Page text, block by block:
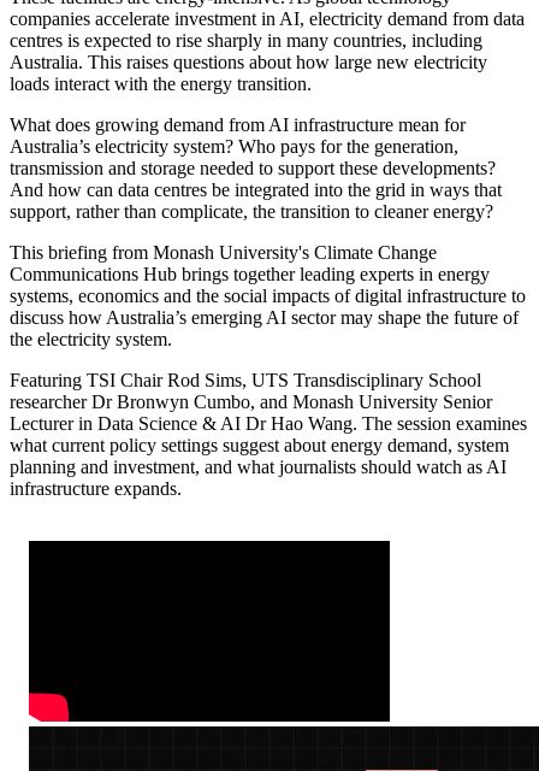
companies accelerate investment in AI, electricity demand from data
centres is expected to rise sharply in many countries, including
Australia. This raises questions about how large new electricity
loads interact with the energy transition. ​​​​‌ ‍ ​‍​‍‌‍ ‌ ​‍‌‍‍‌‌‍‌ ‌‍‍‌‌‍ ‍​‍​‍​ ‍‍​‍​‍‌ ​ ‌‍​‌‌‍ ‍‌‍‍‌‌ ‌​‌ ‍‌​‍ ‍‌‍‍‌‌‍ ​‍​‍​‍ ​​‍​‍‌‍‍​‌ ​‍‌‍‌‌‌‍‌‍​‍​‍​ ‍‍​‍​‍‌‍‍​‌ ‌​‌ ‌​‌ ​​​ ‍‍​‍ ​‍ ‌‍ ​‌‍ ‌‍​ ‌‍​‌‌‍ ​‌‍‍​‌‍ ‌ ​ ‌ ‌​​ ‍‍​ ​ ​ ​ ​ ​ ​ ​ ​‍ ‌‍‍‌‌‍ ‍‌ ‌​‌‍‌‌‌‍ ‍‌ ‌​​‍ ‌‍‌‌‌‍‌​‌‍‍‌‌ ‌​​‍ ‌‍ ‌‌‍ ‌‍‌​‌‍‌‌​ ‌‌ ​​‌ ​‍‌‍‌‌‌ ​ ‌‍‌‌‌‍ ‍‌ ‌​‌‍​‌‌ ‌​‌‍‍‌‌‍ ‌‍ ‍​ ‍ ‌‍‍‌‌‍‌​​ ‌​ ‌ ​ ​‍‌‍‌‍‌‍‌‌​ ​ ​ ‌​​ ‍​​ ‍‌​‍ ‌​ ‌‌​ ‌‌‌‍‌‌​ ‍​​‍ ‌​ ‌​​ ‌‌​ ‌ ​ ‌ ​‍ ‌​ ‍‌‌‍​‌​ ‌‌‌‍‌‍​‍ ‌​ ‍​​ ​​​ ‌​​ ​‍​ ‍​‌‍‌‍​ ‍‌​ ​‍‌‍​‌​ ​‍​ ‌​​ ‍​​ ‍ ‌ ‌​‌ ‍‌‌ ​​‌‍‌‌​ ‌‌‍ ‍‌‍‌‌‌ ‌ ‌ ​ ​ ‍ ‌ ​​‌‍​‌‌ ‌​‌‍‍​​ ‌‌‍​ ‌‍ ‌‍ ‍‌ ‌​‌‍‌‌‌‍ ‍‌ ‌​​‍‌‌​ ‌‌‌​​‍‌‌ ‌‍‍ ‌‍‌‌‌ ‍‌​‍‌‌​ ​ ‌​‌​​‍‌‌​ ​ ‌​‌​​‍‌‌​ ​‍​ ​‍​ ‌‍​ ​‍​ ‌‌​ ‍‌​ ‍​​ ‌ ​ ‍‌​ ‌ ​ ‌ ​ ‌‌‌‍​ ​ ‌‌​‍‌‌​ ​‍​ ​‍​‍‌‌​ ‌‌‌​‌​​‍ ‍‌‍​ ‌‍‍​‌‍‍‌‌‍ ​‌‍‌​‌ ​‍‌‍‌‌‌‍ ‍​‍‌‌​ ‌‌‌​​‍‌‌ ‌‍‍ ‌‍‌‌‌ ‍‌​‍‌‌​ ​ ‌​‌​​‍‌‌​ ​ ‌​‌​​‍‌‌​ ​‍​ ​‍‌‍‌‌​ ‌ ‌‍​‌‌‍‌‌‌‍​ ​ ‌​​ ‍​​ ‌‍​ ‌ ‌‍​‍​ ​​​ ​‌​‍‌‌​ ​‍​ ​‍​‍‌‌​ ‌‌‌​‌​​‍ ‍‌ ‌​‌‍‌‌‌ ‍​‌ ‌​​ ‌‍​‍‌‍​‌‌ ​ ‌‍‌‌‌‌‌‌‌ ​‍‌‍ ​​ ‌‌‍‍​‌ ‌​‌ ‌​‌ ​​​‍‌‌​ ​ ‌​​‌​‍‌‌​ ​‍‌​‌‍​‍‌‌​ ​‍‌​‌‍‌‍ ​‌‍ ‌‍​ ‌‍​‌‌‍ ​‌‍‍​‌‍ ‌ ​ ‌ ‌​​‍‌‌​ ​ ‌​​‌​ ​ ​ ​ ​ ​ ​ ​ ​‍‌‍‌‍‍‌‌‍‌​​ ‌​ ‌ ​ ​‍‌‍‌‍‌‍‌‌​ ​ ​ ‌​​ ‍​​ ‍‌​‍ ‌​ ‌‌​ ‌‌‌‍‌‌​ ‍​​‍ ‌​ ‌​​ ‌‌​ ‌ ​ ‌ ​‍ ‌​ ‍‌‌‍​‌​ ‌‌‌‍‌‍​‍ ‌​ ‍​​ ​​​ ‌​​ ​‍​ ‍​‌‍‌‍​ ‍‌​ ​‍‌‍​‌​ ​‍​ ‌​​ ‍​​‍‌‍‌ ‌​‌ ‍‌‌ ​​‌‍‌‌​ ‌‌‍ ‍‌‍‌‌‌ ‌ ‌ ​ ​‍‌‍‌ ​​‌‍​‌‌ ‌​‌‍‍​​ ‌‌‍​ ‌‍ ‌‍ ‍‌ ‌​‌‍‌‌‌‍ ‍‌ ‌​​‍‌‌​ ‌‌‌​​‍‌‌ ‌‍‍ ‌‍‌‌‌ ‍‌​‍‌‌​ ​ ‌​‌​​‍‌‌​ ​ ‌​‌​​‍‌‌​ ​‍​ ​‍​ ‌‍​ ​‍​ ‌‌​ ‍‌​ ‍​​ ‌ ​ ‍‌​ ‌ ​ ‌ ​ ‌‌‌‍​ ​ ‌‌​‍‌‌​ ​‍​ ​‍​‍‌‌​ ‌‌‌​‌​​‍ ‍‌‍​ ‌‍‍​‌‍‍‌‌‍ ​‌‍‌​‌ ​‍‌‍‌‌‌‍ ‍​‍‌‌​ ‌‌‌​​‍‌‌ ‌‍‍ ‌‍‌‌‌ ‍‌​‍‌‌​ ​ ‌​‌​​‍‌‌​ ​ ‌​‌​​‍‌‌​ ​‍​ ​‍‌‍‌‌​ ‌ ‌‍​‌‌‍‌‌‌‍​ ​ ‌​​ ‍​​ ‌‍​ ‌ ‌‍​‍​ ​​​ ​‌​‍‌‌​ ​‍​ ​‍​‍‌‌​ ‌‌‌​‌​​‍ ‍‌ ‌​‌‍‌‌‌ ‍​‌ ‌​​‍‌‍‌ ​​‌‍‌‌‌ ​‍‌ ​ ‌ ​​‌‍‌‌‌‍​ ‌ ‌​‌‍‍‌‌ ‌‍‌‍‌‌​ ‌‌ ​​‌ ‌‌‌‍​‍‌‍ ​‌‍‍‌‌ ​ ‌‍‍​‌‍‌‌‌‍‌​​‍​‍‌ ‌
What does growing demand from AI infrastructure mean for
Australia’s electricity system? Who pays for the generation,
transmission and storage needed to support these developments?
And how can data centres be integrated into the grid in ways that
support, rather than complicate, the transition to cleaner energy? ​​​​‌ ‍ ​‍​‍‌‍ ‌ ​‍‌‍‍‌‌‍‌ ‌‍‍‌‌‍ ‍​‍​‍​ ‍‍​‍​‍‌ ​ ‌‍​‌‌‍ ‍‌‍‍‌‌ ‌​‌ ‍‌​‍ ‍‌‍‍‌‌‍ ​‍​‍​‍ ​​‍​‍‌‍‍​‌ ​‍‌‍‌‌‌‍‌‍​‍​‍​ ‍‍​‍​‍‌‍‍​‌ ‌​‌ ‌​‌ ​​​ ‍‍​‍ ​‍ ‌‍ ​‌‍ ‌‍​ ‌‍​‌‌‍ ​‌‍‍​‌‍ ‌ ​ ‌ ‌​​ ‍‍​ ​ ​ ​ ​ ​ ​ ​ ​‍ ‌‍‍‌‌‍ ‍‌ ‌​‌‍‌‌‌‍ ‍‌ ‌​​‍ ‌‍‌‌‌‍‌​‌‍‍‌‌ ‌​​‍ ‌‍ ‌‌‍ ‌‍‌​‌‍‌‌​ ‌‌ ​​‌ ​‍‌‍‌‌‌ ​ ‌‍‌‌‌‍ ‍‌ ‌​‌‍​‌‌ ‌​‌‍‍‌‌‍ ‌‍ ‍​ ‍ ‌‍‍‌‌‍‌​​ ‌​ ‌ ​ ​‍‌‍‌‍‌‍‌‌​ ​ ​ ‌​​ ‍​​ ‍‌​‍ ‌​ ‌‌​ ‌‌‌‍‌‌​ ‍​​‍ ‌​ ‌​​ ‌‌​ ‌ ​ ‌ ​‍ ‌​ ‍‌‌‍​‌​ ‌‌‌‍‌‍​‍ ‌​ ‍​​ ​​​ ‌​​ ​‍​ ‍​‌‍‌‍​ ‍‌​ ​‍‌‍​‌​ ​‍​ ‌​​ ‍​​ ‍ ‌ ‌​‌ ‍‌‌ ​​‌‍‌‌​ ‌‌‍ ‍‌‍‌‌‌ ‌ ‌ ​ ​ ‍ ‌ ​​‌‍​‌‌ ‌​‌‍‍​​ ‌‌‍​ ‌‍ ‌‍ ‍‌ ‌​‌‍‌‌‌‍ ‍‌ ‌​​‍‌‌​ ‌‌‌​​‍‌‌ ‌‍‍ ‌‍‌‌‌ ‍‌​‍‌‌​ ​ ‌​‌​​‍‌‌​ ​ ‌​‌​​‍‌‌​ ​‍​ ​‍​ ​‌‌‍‌‌​ ‌‍​ ​ ​ ‌​‌‍​‌​ ​‍​ ‍‌​ ​‌​ ‌ ​ ‍‌​ ​ ​‍‌‌​ ​‍​ ​‍​‍‌‌​ ‌‌‌​‌​​‍ ‍‌‍​ ‌‍‍​‌‍‍‌‌‍ ​‌‍‌​‌ ​‍‌‍‌‌‌‍ ‍​‍‌‌​ ‌‌‌​​‍‌‌ ‌‍‍ ‌‍‌‌‌ ‍‌​‍‌‌​ ​ ‌​‌​​‍‌‌​ ​ ‌​‌​​‍‌‌​ ​‍​ ​‍‌‍‌‌​ ‌ ‌‍​‌‌‍‌‌‌‍​ ​ ‌​​ ‍​​ ‌‍​ ‌ ‌‍​‍​ ​​​ ​‌​‍‌‌​ ​‍​ ​‍​‍‌‌​ ‌‌‌​‌​​‍ ‍‌ ‌​‌‍‌‌‌ ‍​‌ ‌​​ ‌‍​‍‌‍​‌‌ ​ ‌‍‌‌‌‌‌‌‌ ​‍‌‍ ​​ ‌‌‍‍​‌ ‌​‌ ‌​‌ ​​​‍‌‌​ ​ ‌​​‌​‍‌‌​ ​‍‌​‌‍​‍‌‌​ ​‍‌​‌‍‌‍ ​‌‍ ‌‍​ ‌‍​‌‌‍ ​‌‍‍​‌‍ ‌ ​ ‌ ‌​​‍‌‌​ ​ ‌​​‌​ ​ ​ ​ ​ ​ ​ ​ ​‍‌‍‌‍‍‌‌‍‌​​ ‌​ ‌ ​ ​‍‌‍‌‍‌‍‌‌​ ​ ​ ‌​​ ‍​​ ‍‌​‍ ‌​ ‌‌​ ‌‌‌‍‌‌​ ‍​​‍ ‌​ ‌​​ ‌‌​ ‌ ​ ‌ ​‍ ‌​ ‍‌‌‍​‌​ ‌‌‌‍‌‍​‍ ‌​ ‍​​ ​​​ ‌​​ ​‍​ ‍​‌‍‌‍​ ‍‌​ ​‍‌‍​‌​ ​‍​ ‌​​ ‍​​‍‌‍‌ ‌​‌ ‍‌‌ ​​‌‍‌‌​ ‌‌‍ ‍‌‍‌‌‌ ‌ ‌ ​ ​‍‌‍‌ ​​‌‍​‌‌ ‌​‌‍‍​​ ‌‌‍​ ‌‍ ‌‍ ‍‌ ‌​‌‍‌‌‌‍ ‍‌ ‌​​‍‌‌​ ‌‌‌​​‍‌‌ ‌‍‍ ‌‍‌‌‌ ‍‌​‍‌‌​ ​ ‌​‌​​‍‌‌​ ​ ‌​‌​​‍‌‌​ ​‍​ ​‍​ ​‌‌‍‌‌​ ‌‍​ ​ ​ ‌​‌‍​‌​ ​‍​ ‍‌​ ​‌​ ‌ ​ ‍‌​ ​ ​‍‌‌​ ​‍​ ​‍​‍‌‌​ ‌‌‌​‌​​‍ ‍‌‍​ ‌‍‍​‌‍‍‌‌‍ ​‌‍‌​‌ ​‍‌‍‌‌‌‍ ‍​‍‌‌​ ‌‌‌​​‍‌‌ ‌‍‍ ‌‍‌‌‌ ‍‌​‍‌‌​ ​ ‌​‌​​‍‌‌​ ​ ‌​‌​​‍‌‌​ ​‍​ ​‍‌‍‌‌​ ‌ ‌‍​‌‌‍‌‌‌‍​ ​ ‌​​ ‍​​ ‌‍​ ‌ ‌‍​‍​ ​​​ ​‌​‍‌‌​ ​‍​ ​‍​‍‌‌​ ‌‌‌​‌​​‍ ‍‌ ‌​‌‍‌‌‌ ‍​‌ ‌​​‍‌‍‌ ​​‌‍‌‌‌ ​‍‌ ​ ‌ ​​‌‍‌‌‌‍​ ‌ ‌​‌‍‍‌‌ ‌‍‌‍‌‌​ ‌‌ ​​‌ ‌‌‌‍​‍‌‍ ​‌‍‍‌‌ ​ ‌‍‍​‌‍‌‌‌‍‌​​‍​‍‌ ‌
This briefing from Monash University's Climate Change
Communications Hub brings together leading experts in energy
systems, economics and the social impacts of digital infrastructure to
discuss how Australia’s emerging AI sector may shape the future of
the electricity system.​​​​‌ ‍ ​‍​‍‌‍ ‌ ​‍‌‍‍‌‌‍‌ ‌‍‍‌‌‍ ‍​‍​‍​ ‍‍​‍​‍‌ ​ ‌‍​‌‌‍ ‍‌‍‍‌‌ ‌​‌ ‍‌​‍ ‍‌‍‍‌‌‍ ​‍​‍​‍ ​​‍​‍‌‍‍​‌ ​‍‌‍‌‌‌‍‌‍​‍​‍​ ‍‍​‍​‍‌‍‍​‌ ‌​‌ ‌​‌ ​​​ ‍‍​‍ ​‍ ‌‍ ​‌‍ ‌‍​ ‌‍​‌‌‍ ​‌‍‍​‌‍ ‌ ​ ‌ ‌​​ ‍‍​ ​ ​ ​ ​ ​ ​ ​ ​‍ ‌‍‍‌‌‍ ‍‌ ‌​‌‍‌‌‌‍ ‍‌ ‌​​‍ ‌‍‌‌‌‍‌​‌‍‍‌‌ ‌​​‍ ‌‍ ‌‌‍ ‌‍‌​‌‍‌‌​ ‌‌ ​​‌ ​‍‌‍‌‌‌ ​ ‌‍‌‌‌‍ ‍‌ ‌​‌‍​‌‌ ‌​‌‍‍‌‌‍ ‌‍ ‍​ ‍ ‌‍‍‌‌‍‌​​ ‌​ ‌ ​ ​‍‌‍‌‍‌‍‌‌​ ​ ​ ‌​​ ‍​​ ‍‌​‍ ‌​ ‌‌​ ‌‌‌‍‌‌​ ‍​​‍ ‌​ ‌​​ ‌‌​ ‌ ​ ‌ ​‍ ‌​ ‍‌‌‍​‌​ ‌‌‌‍‌‍​‍ ‌​ ‍​​ ​​​ ‌​​ ​‍​ ‍​‌‍‌‍​ ‍‌​ ​‍‌‍​‌​ ​‍​ ‌​​ ‍​​ ‍ ‌ ‌​‌ ‍‌‌ ​​‌‍‌‌​ ‌‌‍ ‍‌‍‌‌‌ ‌ ‌ ​ ​ ‍ ‌ ​​‌‍​‌‌ ‌​‌‍‍​​ ‌‌‍​ ‌‍ ‌‍ ‍‌ ‌​‌‍‌‌‌‍ ‍‌ ‌​​‍‌‌​ ‌‌‌​​‍‌‌ ‌‍‍ ‌‍‌‌‌ ‍‌​‍‌‌​ ​ ‌​‌​​‍‌‌​ ​ ‌​‌​​‍‌‌​ ​‍​ ​‍​ ‌‍‌‍‌‌‌‍​‍‌‍​‌‌‍‌‍‌‍​‍​ ‌‌​ ​‍​ ​​​ ‌ ​ ‌‌​ ​‍​‍‌‌​ ​‍​ ​‍​‍‌‌​ ‌‌‌​‌​​‍ ‍‌‍​ ‌‍‍​‌‍‍‌‌‍ ​‌‍‌​‌ ​‍‌‍‌‌‌‍ ‍​‍‌‌​ ‌‌‌​​‍‌‌ ‌‍‍ ‌‍‌‌‌ ‍‌​‍‌‌​ ​ ‌​‌​​‍‌‌​ ​ ‌​‌​​‍‌‌​ ​‍​ ​‍‌‍‌‌​ ‌ ‌‍​‌‌‍‌‌‌‍​ ​ ‌​​ ‍​​ ‌‍​ ‌ ‌‍​‍​ ​​​ ​‌​‍‌‌​ ​‍​ ​‍​‍‌‌​ ‌‌‌​‌​​‍ ‍‌ ‌​‌‍‌‌‌ ‍​‌ ‌​​ ‌‍​‍‌‍​‌‌ ​ ‌‍‌‌‌‌‌‌‌ ​‍‌‍ ​​ ‌‌‍‍​‌ ‌​‌ ‌​‌ ​​​‍‌‌​ ​ ‌​​‌​‍‌‌​ ​‍‌​‌‍​‍‌‌​ ​‍‌​‌‍‌‍ ​‌‍ ‌‍​ ‌‍​‌‌‍ ​‌‍‍​‌‍ ‌ ​ ‌ ‌​​‍‌‌​ ​ ‌​​‌​ ​ ​ ​ ​ ​ ​ ​ ​‍‌‍‌‍‍‌‌‍‌​​ ‌​ ‌ ​ ​‍‌‍‌‍‌‍‌‌​ ​ ​ ‌​​ ‍​​ ‍‌​‍ ‌​ ‌‌​ ‌‌‌‍‌‌​ ‍​​‍ ‌​ ‌​​ ‌‌​ ‌ ​ ‌ ​‍ ‌​ ‍‌‌‍​‌​ ‌‌‌‍‌‍​‍ ‌​ ‍​​ ​​​ ‌​​ ​‍​ ‍​‌‍‌‍​ ‍‌​ ​‍‌‍​‌​ ​‍​ ‌​​ ‍​​‍‌‍‌ ‌​‌ ‍‌‌ ​​‌‍‌‌​ ‌‌‍ ‍‌‍‌‌‌ ‌ ‌ ​ ​‍‌‍‌ ​​‌‍​‌‌ ‌​‌‍‍​​ ‌‌‍​ ‌‍ ‌‍ ‍‌ ‌​‌‍‌‌‌‍ ‍‌ ‌​​‍‌‌​ ‌‌‌​​‍‌‌ ‌‍‍ ‌‍‌‌‌ ‍‌​‍‌‌​ ​ ‌​‌​​‍‌‌​ ​ ‌​‌​​‍‌‌​ ​‍​ ​‍​ ‌‍‌‍‌‌‌‍​‍‌‍​‌‌‍‌‍‌‍​‍​ ‌‌​ ​‍​ ​​​ ‌ ​ ‌‌​ ​‍​‍‌‌​ ​‍​ ​‍​‍‌‌​ ‌‌‌​‌​​‍ ‍‌‍​ ‌‍‍​‌‍‍‌‌‍ ​‌‍‌​‌ ​‍‌‍‌‌‌‍ ‍​‍‌‌​ ‌‌‌​​‍‌‌ ‌‍‍ ‌‍‌‌‌ ‍‌​‍‌‌​ ​ ‌​‌​​‍‌‌​ ​ ‌​‌​​‍‌‌​ ​‍​ ​‍‌‍‌‌​ ‌ ‌‍​‌‌‍‌‌‌‍​ ​ ‌​​ ‍​​ ‌‍​ ‌ ‌‍​‍​ ​​​ ​‌​‍‌‌​ ​‍​ ​‍​‍‌‌​ ‌‌‌​‌​​‍ ‍‌ ‌​‌‍‌‌‌ ‍​‌ ‌​​‍‌‍‌ ​​‌‍‌‌‌ ​‍‌ ​ ‌ ​​‌‍‌‌‌‍​ ‌ ‌​‌‍‍‌‌ ‌‍‌‍‌‌​ ‌‌ ​​‌ ‌‌‌‍​‍‌‍ ​‌‍‍‌‌ ​ ‌‍‍​‌‍‌‌‌‍‌​​‍​‍‌ ‌
Featuring TSI Chair Rod Sims, UTS Transdisciplinary School
researcher Dr Bronwyn Cumbo, and Monash University Senior
Lecturer in Data Science & AI Dr Hao Wang. The session examines
what current policy settings suggest about energy demand, system
planning and investment, and what journalists should watch as AI
infrastructure expands.